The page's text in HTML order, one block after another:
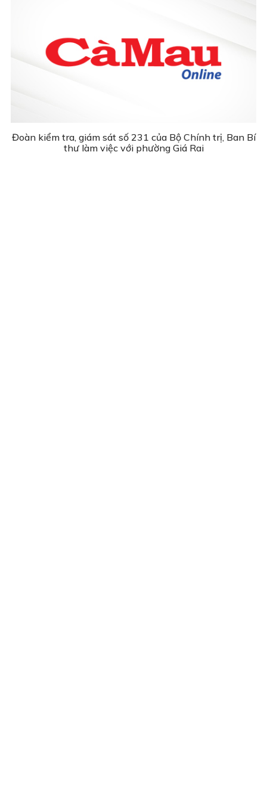
Đoàn kiểm tra, giám sát số 231 của Bộ Chính trị, Ban Bí
thư làm việc với phường Giá Rai